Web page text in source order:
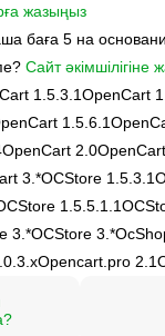
жазыңыз
баға 5 на
Сайт әкімшілігіне
1.5.3.1OpenCart
1.5.6.1
OpenCart 2.0
3.*OCStore 1.5.3.1
1.5.5.1.1
3.*OCStore 3.*
Opencart.pro 2.1